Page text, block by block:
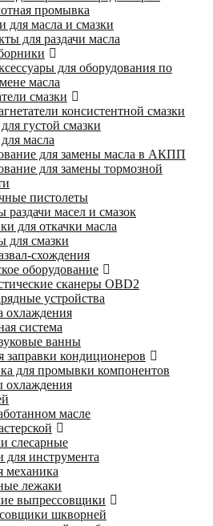
промывка
для масла и смазки
для раздачи масла
для оборудования по
масла
смазки
консистентной смазки
густой смазки
масла
для замены масла в АКПП
для замены тормозной
пистолеты
раздачи масел и смазок
для откачки масла
смазки
схождения
оборудование
сканеры OBD2
устройства
охлаждения
система
ванны
заправки кондиционеров
для промывки компонентов
охлаждения
масле
слесарные
для инструмента
механика
лежаки
выпрессовщики
шкворней